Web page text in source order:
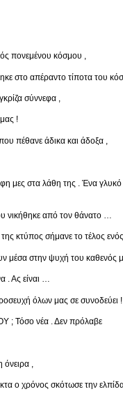
πονεμένου κόσμου ,
στο απέραντο τίποτα του
σύννεφα ,
!
πέθανε άδικα και άδοξα ,
μες στα λάθη της . Ένα γλυκό
νικήθηκε από τον θάνατο …
κτύπος σήμανε το τέλος
μέσα στην ψυχή του καθενός
. Ας είναι …
όλων μας σε συνοδεύει !
; Τόσο νέα . Δεν πρόλαβε
,
ο χρόνος σκότωσε την